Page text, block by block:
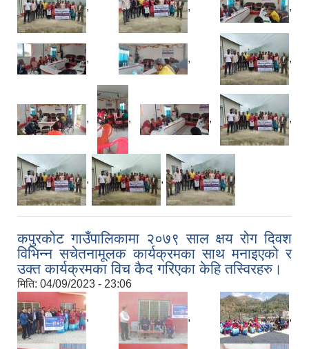
, , ,
, , ,
, , , ,
, ,
कपुरकोट गाउँपालिकामा २०७९ साल क्षय रोग दिवश
विभिन्न सचेतनामूलक कार्यक्रमका साथ मनाइएको र
उक्त कार्यक्रमका विच कैद गरिएका केहि तस्विरहरु।
मिति: 04/09/2023 - 23:06
, , ,